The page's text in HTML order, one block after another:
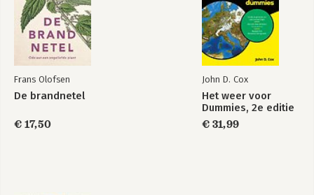
Frans Olofsen
De brandnetel
€ 17,50
John D. Cox
Het weer voor
Dummies, 2e editie
€ 31,99